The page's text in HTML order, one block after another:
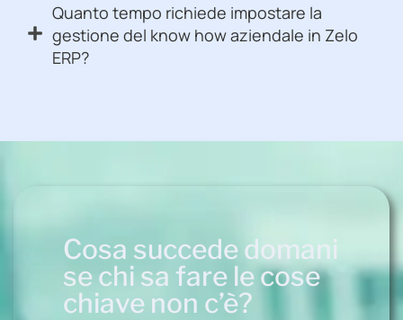
Quanto tempo richiede impostare la
gestione del know how aziendale in Zelo
ERP?
Cosa succede domani
se chi sa fare le cose
chiave non c’è?